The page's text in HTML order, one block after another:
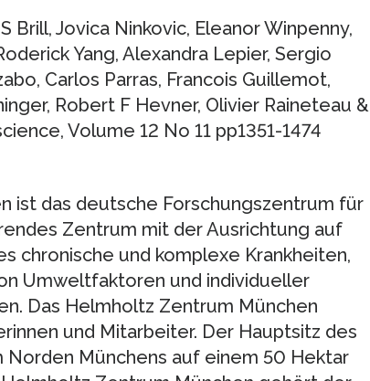
Brill, Jovica Ninkovic, Eleanor Winpenny,
Yang, Alexandra Lepier, Sergio
Carlos Parras, Francois Guillemot,
Robert F Hevner, Olivier Raineteau &
Volume 12 No 11 pp1351-1474
ist das deutsche Forschungszentrum für
Zentrum mit der Ausrichtung auf
chronische und komplexe Krankheiten,
Umweltfaktoren und individueller
Das Helmholtz Zentrum München
und Mitarbeiter. Der Hauptsitz des
Münchens auf einem 50 Hektar